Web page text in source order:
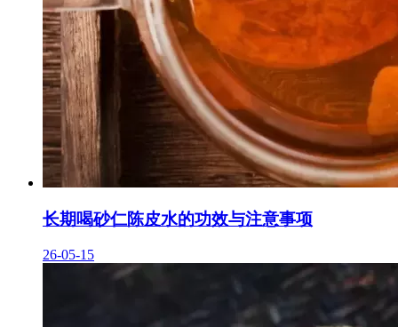
长期喝砂仁陈皮水的功效与注意事项
26-05-15